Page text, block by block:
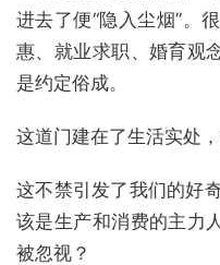
进去了便“隐入尘烟”。
惠、就业求职、婚育观
是约定俗成。
这道门建在了生活实处
这不禁引发了我们的好
该是生产和消费的主力
被忽视？